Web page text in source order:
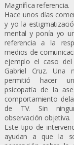
Magnífica referencia.
Hace unos días
y yo la
mental y ponía yo
referencia a la
medios de
ejemplo el caso
Gabriel Cruz. Una
permitió hacer
psicopatía de la
comportamiento
de TV. Sin
observación objetiva.
Este tipo de
ayudan a que la